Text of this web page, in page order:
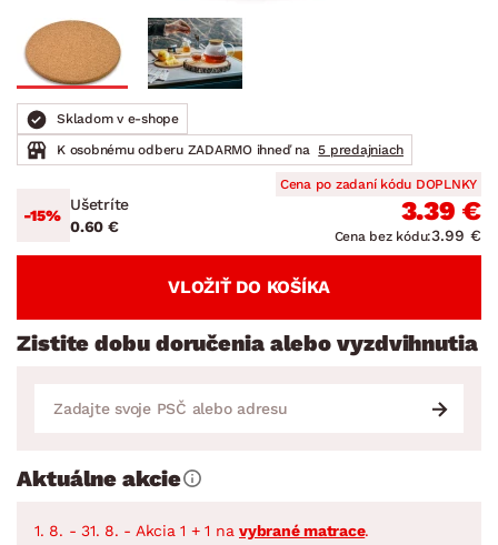
Skladom v e-shope
K osobnému odberu ZADARMO ihneď na 5 predajniach
-15%
Ušetríte
0.60 €
Cena po zadaní kódu DOPLNKY
3.39 €
Cena bez kódu:3.99 €
VLOŽIŤ DO KOŠÍKA
Zistite dobu doručenia alebo vyzdvihnutia
Aktuálne akcie
1. 8. - 31. 8. - Akcia 1 + 1 na vybrané matrace.